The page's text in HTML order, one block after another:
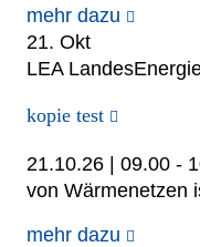
mehr dazu
21. Okt
LEA
kopie test
21.10.26 | 09.00 -
von Wärmenetzen
mehr dazu